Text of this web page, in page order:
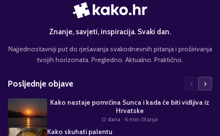
Znanje, savjeti, inspiracija. Svaki dan.
Najjednostavniji put do rješavanja svakodnevnih pitanja i proširivanja
tvojih horizonata. Pregledno. Aktualno. Praktično.
Posljednje objave ‹ ›
Kako nastaje pomrčina Sunca i kada će biti vidljiva iz
Hrvatske
0 dana · 6 min čitanja
Kako skuhati palentu